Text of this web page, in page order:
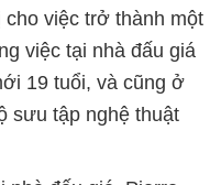
cho việc trở thành một
việc tại nhà đấu giá
19 tuổi, và cũng ở
sưu tập nghệ thuật